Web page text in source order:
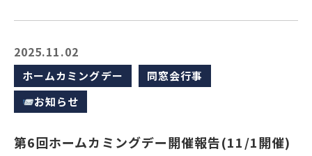
2025.11.02
ホームカミングデー
同窓会行事
お知らせ
第6回ホームカミングデー開催報告(11/1開催)